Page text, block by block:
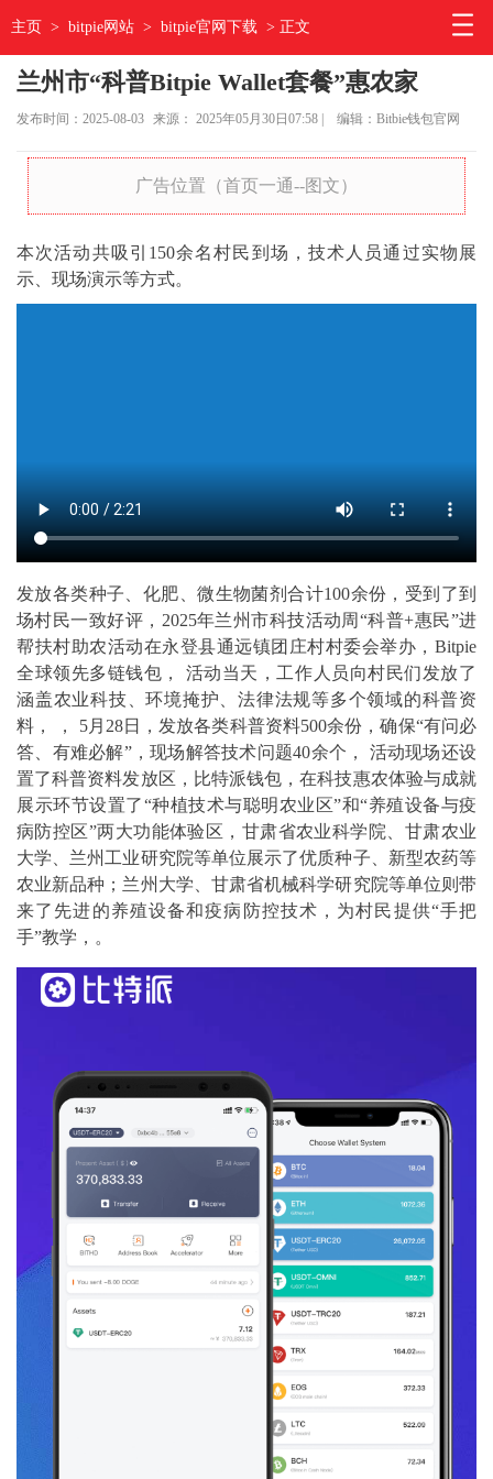
主页 > bitpie网站 > bitpie官网下载 > 正文
兰州市“科普Bitpie Wallet套餐”惠农家
发布时间：2025-08-03 来源： 2025年05月30日07:58 | 编辑：Bitbie钱包官网
广告位置（首页一通--图文）
本次活动共吸引150余名村民到场，技术人员通过实物展
示、现场演示等方式。
发放各类种子、化肥、微生物菌剂合计100余份，受到了到
场村民一致好评，2025年兰州市科技活动周“科普+惠民”进
帮扶村助农活动在永登县通远镇团庄村村委会举办，Bitpie
全球领先多链钱包， 活动当天，工作人员向村民们发放了
涵盖农业科技、环境掩护、法律法规等多个领域的科普资
料， ， 5月28日，发放各类科普资料500余份，确保“有问必
答、有难必解”，现场解答技术问题40余个， 活动现场还设
置了科普资料发放区，比特派钱包，在科技惠农体验与成就
展示环节设置了“种植技术与聪明农业区”和“养殖设备与疫
病防控区”两大功能体验区，甘肃省农业科学院、甘肃农业
大学、兰州工业研究院等单位展示了优质种子、新型农药等
农业新品种；兰州大学、甘肃省机械科学研究院等单位则带
来了先进的养殖设备和疫病防控技术，为村民提供“手把
手”教学，。